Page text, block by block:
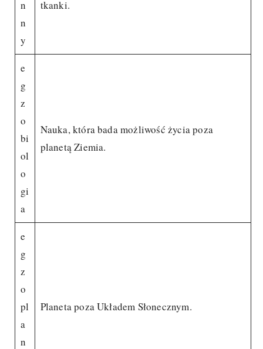
n
n
y
tkanki.
e
g
z
o
bi
ol
o
gi
a
Nauka, która bada możliwość życia poza
planetą Ziemia.
e
g
z
o
pl
a
n
Planeta poza Układem Słonecznym.